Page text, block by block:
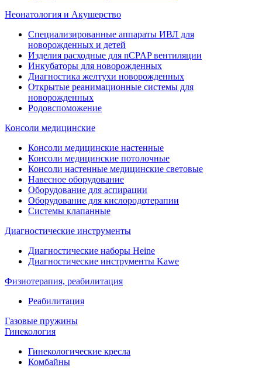
Неонатология и Акушерство
Специализированные аппараты ИВЛ для
новорожденных и детей
Изделия расходные для nCPAP вентиляции
Инкубаторы для новорожденных
Диагностика желтухи новорожденных
Открытые реанимационные системы для
новорожденных
Родовспоможение
Консоли медицинские
Консоли медицинские настенные
Консоли медицинские потолочные
Консоли настенные медицинские световые
Навесное оборудование
Оборудование для аспирации
Оборудование для кислородотерапии
Системы клапанные
Диагностические инструменты
Диагностические наборы Heine
Диагностические инструменты Kawe
Физиотерапия, реабилитация
Реабилитация
Газовые пружины
Гинекология
Гинекологические кресла
Комбайны